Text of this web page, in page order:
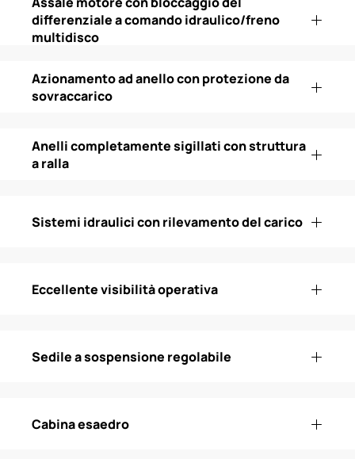
differenziale a comando idraulico/freno
multidisco
Azionamento ad anello con protezione da
sovraccarico
Anelli completamente sigillati con struttura
a ralla
Sistemi idraulici con rilevamento del carico
Eccellente visibilità operativa
Sedile a sospensione regolabile
Cabina esaedro